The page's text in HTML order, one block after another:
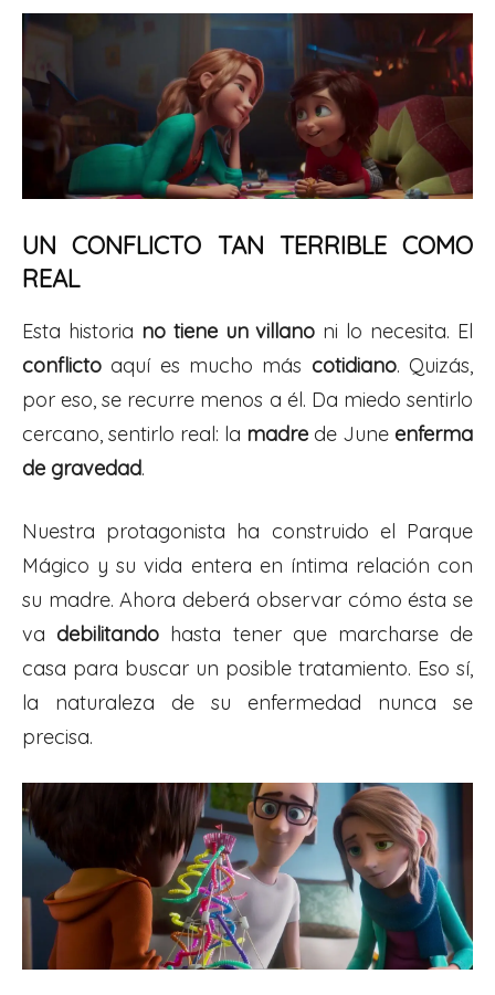
UN CONFLICTO TAN TERRIBLE COMO
REAL
Esta historia no tiene un villano ni lo necesita. El
conflicto aquí es mucho más cotidiano. Quizás,
por eso, se recurre menos a él. Da miedo sentirlo
cercano, sentirlo real: la madre de June enferma
de gravedad.
Nuestra protagonista ha construido el Parque
Mágico y su vida entera en íntima relación con
su madre. Ahora deberá observar cómo ésta se
va debilitando hasta tener que marcharse de
casa para buscar un posible tratamiento. Eso sí,
la naturaleza de su enfermedad nunca se
precisa.